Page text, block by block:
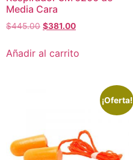
Media Cara
$445.00 $381.00
Añadir al carrito
¡Oferta!